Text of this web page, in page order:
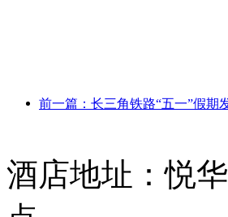
酒店地址：悦